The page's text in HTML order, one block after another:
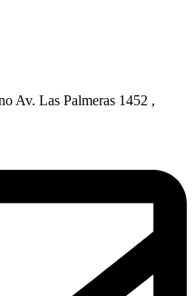
Av. Las Palmeras 1452 ,